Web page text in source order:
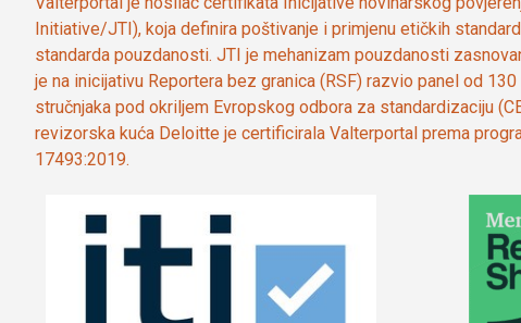
Initiative/JTI), koja definira poštivanje i primjenu etičkih
standarda pouzdanosti. JTI je mehanizam pouzdanosti
je na inicijativu Reportera bez granica (RSF) razvio panel od
stručnjaka pod okriljem Evropskog odbora za standardizaciju
revizorska kuća Deloitte je certificirala Valterportal prema
17493:2019.